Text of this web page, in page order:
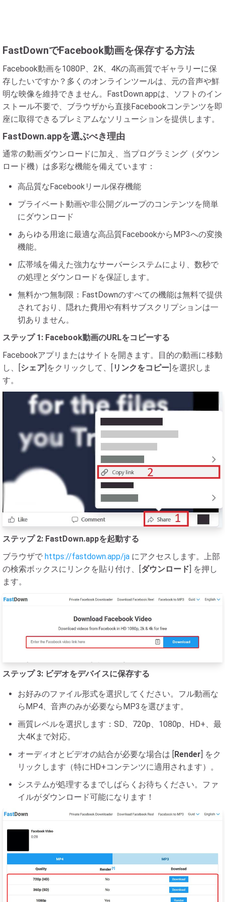
FastDownでFacebook動画を保存する方法
Facebook動画を1080P、2K、4Kの高画質でギャラリーに保
存したいですか？多くのオンラインツールは、元の音声や鮮
明な映像を維持できません。FastDown.appは、ソフトのイン
ストール不要で、ブラウザから直接Facebookコンテンツを即
座に取得できるプレミアムなソリューションを提供します。
FastDown.appを選ぶべき理由
通常の動画ダウンロードに加え、当プログラミング（ダウン
ロード機）は多彩な機能を備えています：
高品質なFacebookリール保存機能
プライベート動画や非公開グループのコンテンツを簡単
にダウンロード
あらゆる用途に最適な高品質FacebookからMP3への変換
機能。
広帯域を備えた強力なサーバーシステムにより、数秒で
の処理とダウンロードを保証します。
無料かつ無制限：FastDownのすべての機能は無料で提供
されており、隠れた費用や有料サブスクリプションは一
切ありません。
ステップ 1: Facebook動画のURLをコピーする
Facebookアプリまたはサイトを開きます。目的の動画に移動
し、[シェア]をクリックして、[リンクをコピー]を選択しま
す。
ステップ 2: FastDown.appを起動する
ブラウザで https://fastdown.app/ja にアクセスします。上部
の検索ボックスにリンクを貼り付け、[ダウンロード] を押し
ます。
ステップ 3: ビデオをデバイスに保存する
お好みのファイル形式を選択してください。フル動画な
らMP4、音声のみが必要ならMP3を選びます。
画質レベルを選択します：SD、720p、1080p、HD+、最
大4Kまで対応。
オーディオとビデオの結合が必要な場合は [Render] をク
リックします（特にHD+コンテンツに適用されます）。
システムが処理するまでしばらくお待ちください。ファ
イルがダウンロード可能になります！